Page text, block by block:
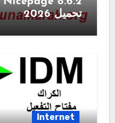
تحميل 2026
Internet